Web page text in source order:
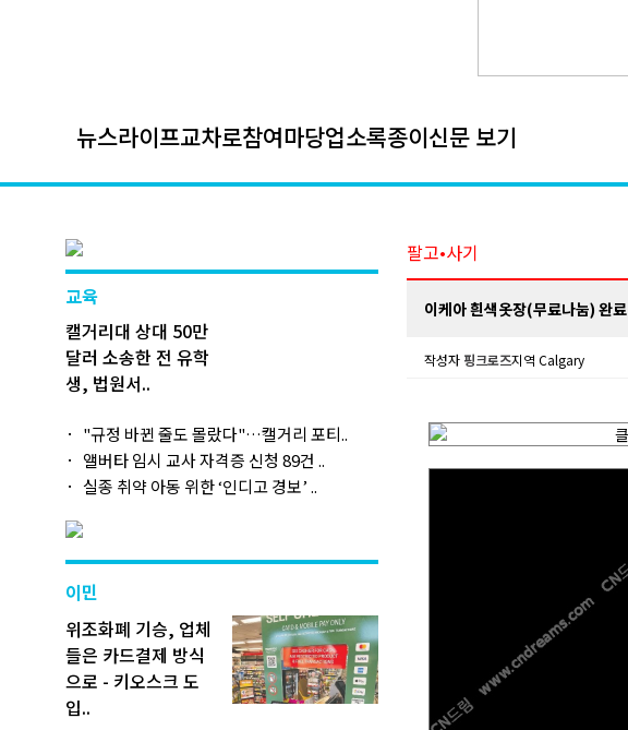
뉴스라이프교차로참여마당업소록종이신문 보기
교육
캘거리대 상대 50만
달러 소송한 전 유학
생, 법원서..
"규정 바뀐 줄도 몰랐다"…캘거리 포티..
앨버타 임시 교사 자격증 신청 89건 ..
실종 취약 아동 위한 ‘인디고 경보’ ..
이민
위조화폐 기승, 업체
들은 카드결제 방식
으로 - 키오스크 도
입..
팔고•사기
이케아 흰색옷장(무료나눔) 완료
작성자 핑크로즈지역 Calgary